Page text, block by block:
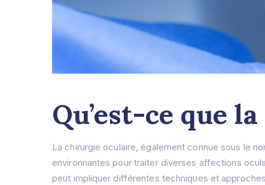
Qu’est-ce que
La chirurgie oculaire, également connue sous le
environnantes pour traiter diverses affections
peut impliquer différentes techniques et